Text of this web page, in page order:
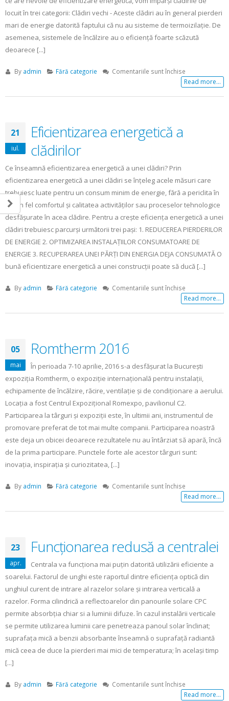
locuit în trei categorii: Clădiri vechi - Aceste clădiri au în general pierderi
mari de energie datorită faptului că nu au sisteme de termoizilație. De
asemenea, sistemele de încălzire au o eficiență foarte scăzută
deoarece [...]
By admin Fără categorie Comentariile sunt închise
Eficientizarea
Read more...
21
iul.
Eficientizarea energetică a
clădirilor
Ce înseamnă eficientizarea energetică a unei clădiri? Prin
eficientizarea energetică a unei clădiri se înțeleg acele măsuri care
trebuiesc luate pentru un consum minim de energie, fără a periclita în
vreun fel comfortul și calitatea activităților sau proceselor tehnologice
desfășurate în acea clădire. Pentru a crește eficiența energetică a unei
clădiri trebuiesc parcurși următorii trei pași: 1. REDUCEREA PIERDERILOR
DE ENERGIE 2. OPTIMIZAREA INSTALAȚIILOR CONSUMATOARE DE
ENERGIE 3. RECUPERAREA UNEI PĂRȚI DIN ENERGIA DEJA CONSUMATĂ O
bună eficientizare energetică a unei construcții poate să ducă [...]
By admin Fără categorie Comentariile sunt închise
Eficientizarea
Read more...
05
mai
Romtherm 2016
În perioada 7-10 aprilie, 2016 s-a desfăşurat la Bucureşti
expoziţia Romtherm, o expoziţie internaţională pentru instalaţii,
echipamente de încălzire, răcire, ventilaţie şi de condiţionare a aerului.
Locaţia a fost Centrul Expoziţional Romexpo, pavilionul C2.
Participarea la târguri şi expoziţii este, în ultimii ani, instrumentul de
promovare preferat de tot mai multe companii. Participarea noastră
este deja un obicei deoarece rezultatele nu au întârziat să apară, încă
de la prima participare. Punctele forte ale acestor târguri sunt:
inovaţia, inspiraţia şi curiozitatea, [...]
By admin Fără categorie Comentariile sunt închise
Romtherm
Read more...
23
apr.
Funcţionarea redusă a centralei
Centrala va funcţiona mai puţin datorită utilizării eficiente a
soarelui. Factorul de unghi este raportul dintre eficienţa optică din
unghiul curent de intrare al razelor solare şi intrarea verticală a
razelor. Forma cilindrică a reflectoarelor din panourile solare CPC
permite absorbţia chiar si a luminii difuze. în cazul instalării verticale
se permite utilizarea luminii care penetreaza panoul solar înclinat;
suprafaţa mică a benzii absorbante înseamnă o suprafaţă radiantă
mică ceea de duce la pierderi mai mici de temperatura; în acelaşi timp
[...]
By admin Fără categorie Comentariile sunt închise
Funcţionarea
Read more...